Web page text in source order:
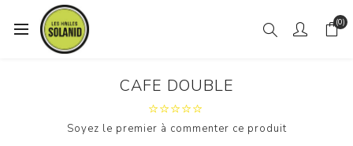
(0)
CAFE DOUBLE
Soyez le premier à commenter ce produit